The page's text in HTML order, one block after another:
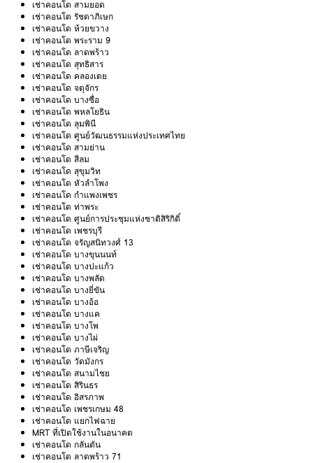
เช่าคอนโด สามยอด
เช่าคอนโด รัชดาภิเษก
เช่าคอนโด ห้วยขวาง
เช่าคอนโด พระราม 9
เช่าคอนโด ลาดพร้าว
เช่าคอนโด สุทธิสาร
เช่าคอนโด คลองเตย
เช่าคอนโด จตุจักร
เช่าคอนโด บางซื่อ
เช่าคอนโด พหลโยธิน
เช่าคอนโด ลุมพินี
เช่าคอนโด ศูนย์วัฒนธรรมแห่งประเทศไทย
เช่าคอนโด สามย่าน
เช่าคอนโด สีลม
เช่าคอนโด สุขุมวิท
เช่าคอนโด หัวลำโพง
เช่าคอนโด กำแพงเพชร
เช่าคอนโด ท่าพระ
เช่าคอนโด ศูนย์การประชุมแห่งชาติสิริกิติ์
เช่าคอนโด เพชรบุรี
เช่าคอนโด จรัญสนิทวงศ์ 13
เช่าคอนโด บางขุนนนท์
เช่าคอนโด บางปะแก้ว
เช่าคอนโด บางพลัด
เช่าคอนโด บางยี่ขัน
เช่าคอนโด บางอ้อ
เช่าคอนโด บางแค
เช่าคอนโด บางโพ
เช่าคอนโด บางไผ่
เช่าคอนโด ภาษีเจริญ
เช่าคอนโด วัดมังกร
เช่าคอนโด สนามไชย
เช่าคอนโด สิรินธร
เช่าคอนโด อิสรภาพ
เช่าคอนโด เพชรเกษม 48
เช่าคอนโด แยกไฟฉาย
MRT ที่เปิดใช้งานในอนาคต
เช่าคอนโด กลันตัน
เช่าคอนโด ลาดพร้าว 71